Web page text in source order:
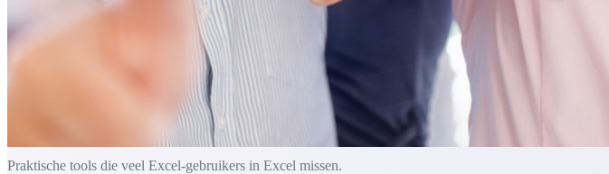
Praktische tools die veel Excel-gebruikers in Excel missen.